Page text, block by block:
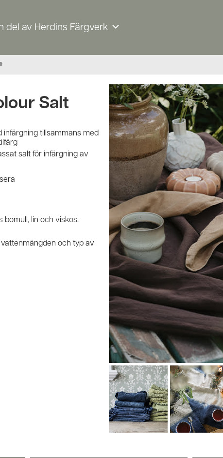
del av Herdins Färgverk
Salt
infärgning tillsammans med
salt för infärgning av
bomull, lin och viskos.
vattenmängden och typ av